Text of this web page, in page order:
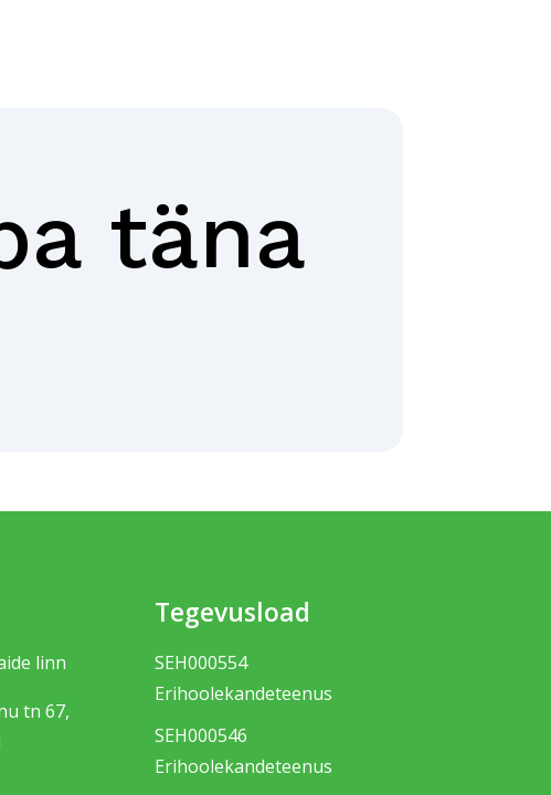
täna
linn
tn 67,
Tegevusload
SEH000554
Erihoolekandeteenus
SEH000546
Erihoolekandeteenus